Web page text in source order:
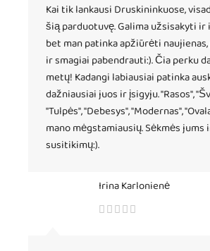
Kai tik lankausi Druskininkuose,
šią parduotuvę. Galima užsisakyti
bet man patinka apžiūrėti
ir smagiai pabendrauti:). Čia perku
metų! Kadangi labiausiai patinka
dažniausiai juos ir įsigyju. "Rasos",
"Tulpės", "Debesys", "Modernas",
mano mėgstamiausių. Sėkmės
susitikimų:).
Irina Karlonienė